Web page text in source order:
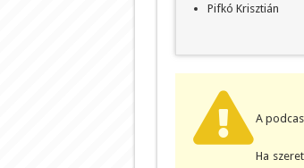
Pifkó Krisztián
A
Ha